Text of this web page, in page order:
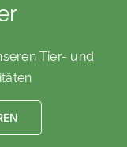
Tier- und